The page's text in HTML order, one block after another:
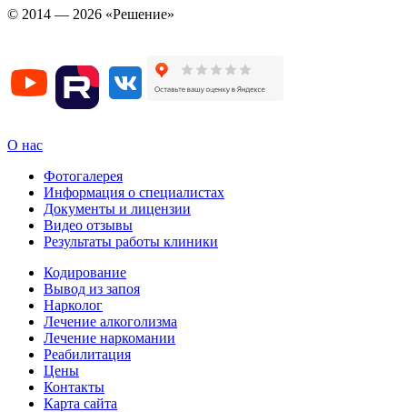
© 2014 — 2026 «Решение»
О нас
Фотогалерея
Информация о специалистах
Документы и лицензии
Видео отзывы
Результаты работы клиники
Кодирование
Вывод из запоя
Нарколог
Лечение алкоголизма
Лечение наркомании
Реабилитация
Цены
Контакты
Карта сайта